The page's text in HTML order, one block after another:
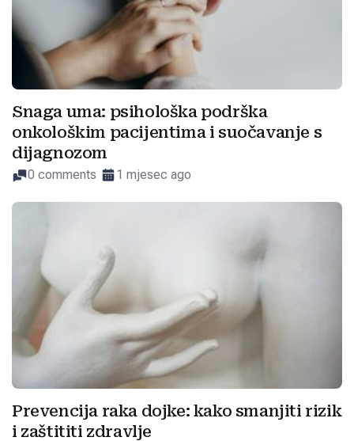
Snaga uma: psihološka podrška
onkološkim pacijentima i suočavanje s
dijagnozom
0 comments 1 mjesec ago
Prevencija raka dojke: kako smanjiti rizik
i zaštititi zdravlje